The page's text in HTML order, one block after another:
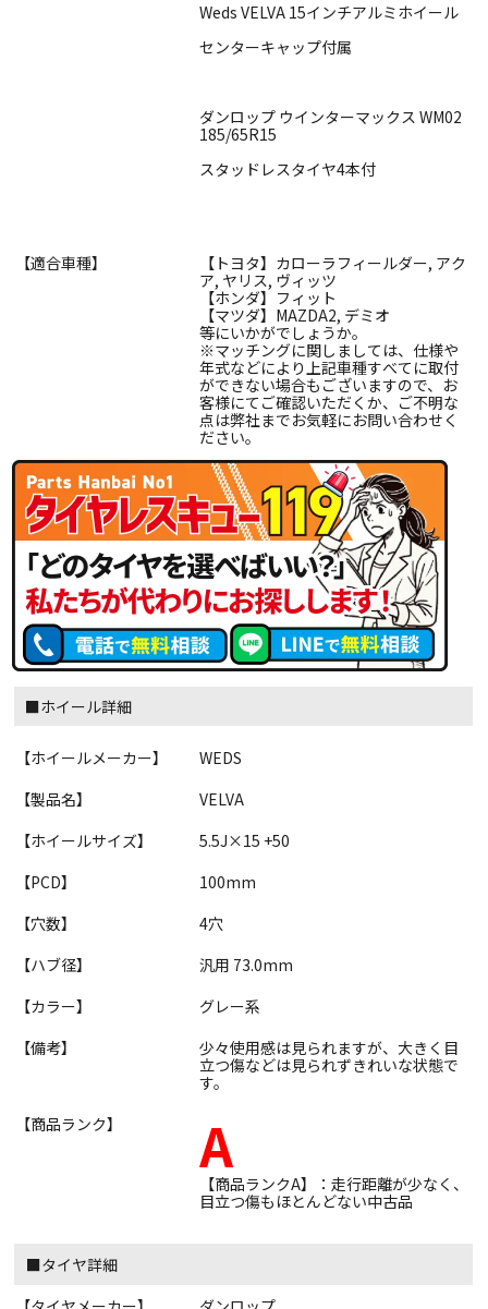
Weds VELVA 15インチアルミホイール
センターキャップ付属
ダンロップ ウインターマックス WM02
185/65R15
スタッドレスタイヤ4本付
【適合車種】
【トヨタ】カローラフィールダー, アク
ア, ヤリス, ヴィッツ
【ホンダ】フィット
【マツダ】MAZDA2, デミオ
等にいかがでしょうか。
※マッチングに関しましては、仕様や
年式などにより上記車種すべてに取付
ができない場合もございますので、お
客様にてご確認いただくか、ご不明な
点は弊社までお気軽にお問い合わせく
ださい。
■ホイール詳細
【ホイールメーカー】
WEDS
【製品名】
VELVA
【ホイールサイズ】
5.5J×15 +50
【PCD】
100mm
【穴数】
4穴
【ハブ径】
汎用 73.0mm
【カラー】
グレー系
【備考】
少々使用感は見られますが、大きく目
立つ傷などは見られずきれいな状態で
す。
【商品ランク】
A
【商品ランクA】：走行距離が少なく、
目立つ傷もほとんどない中古品
■タイヤ詳細